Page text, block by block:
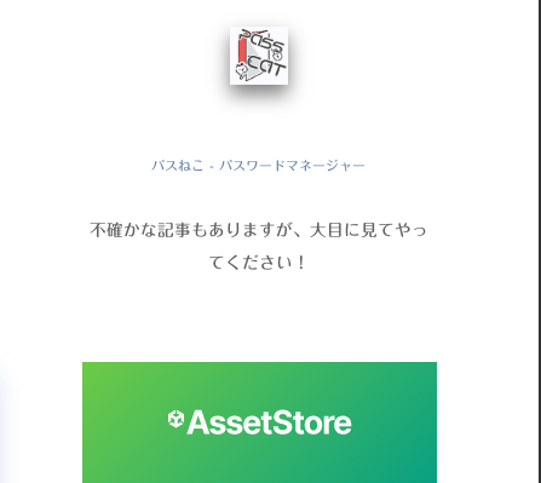
パスねこ - パスワードマネージャー
不確かな記事もありますが、大目に見てやっ
てください！